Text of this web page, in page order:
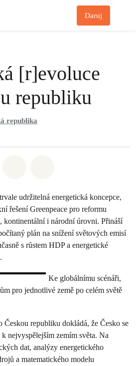
Daruj
[r]evoluce
republiku
republika
udržitelná energetická koncepce,
řešení Greenpeace pro reformu
kontinentální i národní úrovni. Přináší
plán na snížení světových emisí
s růstem HDP a energetické
Ke globálnímu scénáři,
pro jednotlivé země po celém světě
republiku dokládá, že Česko se
nejvyspělejším zemím světa. Na
dat, analýzy energetického
a matematického modelu